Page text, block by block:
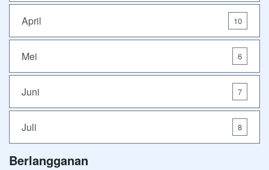
April 10
Mei 6
Juni 7
Juli 8
Berlangganan